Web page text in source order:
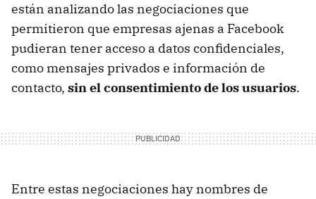
están analizando las negociaciones que
permitieron que empresas ajenas a Facebook
pudieran tener acceso a datos confidenciales,
como mensajes privados e información de
contacto, sin el consentimiento de los usuarios.
Entre estas negociaciones hay nombres de